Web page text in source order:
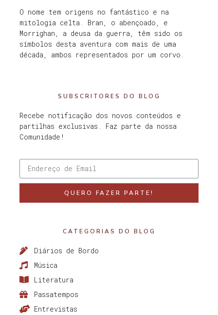
O nome tem origens no fantástico e na
mitologia celta. Bran, o abençoado, e
Morrighan, a deusa da guerra, têm sido os
símbolos desta aventura com mais de uma
década, ambos representados por um corvo.
SUBSCRITORES DO BLOG
Recebe notificação dos novos conteúdos e
partilhas exclusivas. Faz parte da nossa
Comunidade!
QUERO FAZER PARTE!
CATEGORIAS DO BLOG
Diários de Bordo
Música
Literatura
Passatempos
Entrevistas